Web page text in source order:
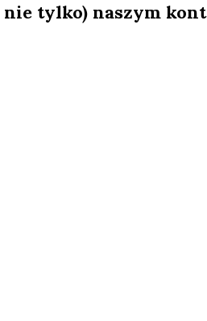
tylko) naszym